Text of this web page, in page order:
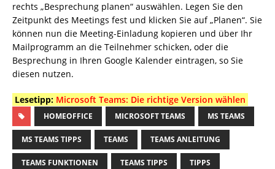
rechts „Besprechung planen“ auswählen. Legen Sie den
Zeitpunkt des Meetings fest und klicken Sie auf „Planen“. Sie
können nun die Meeting-Einladung kopieren und über Ihr
Mailprogramm an die Teilnehmer schicken, oder die
Besprechung in Ihren Google Kalender eintragen, so Sie
diesen nutzen.
Lesetipp: Microsoft Teams: Die richtige Version wählen
HOMEOFFICE MICROSOFT TEAMS MS TEAMS
MS TEAMS TIPPS TEAMS TEAMS ANLEITUNG
TEAMS FUNKTIONEN TEAMS TIPPS TIPPS